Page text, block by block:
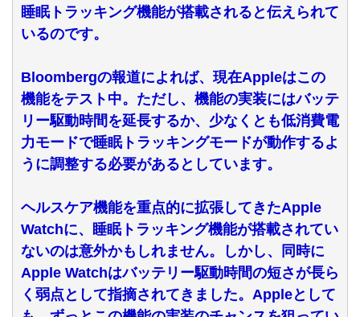
睡眠トラッキング機能が搭載されると伝えられて
いるのです。
Bloombergの報道によれば、現在Appleはこの
機能をテスト中。ただし、機能の実装にはバッテ
リー駆動時間を延長するか、少なくとも低消費電
力モードで睡眠トラッキングモードが動作するよ
うに調整する必要があるとしています。
ヘルスケア機能を重点的に拡張してきたApple
Watchに、睡眠トラッキング機能が搭載されてい
ないのは意外かもしれません。しかし、同時に
Apple Watchはバッテリー駆動時間の短さが長ら
く弱点として指摘されてきました。Appleとして